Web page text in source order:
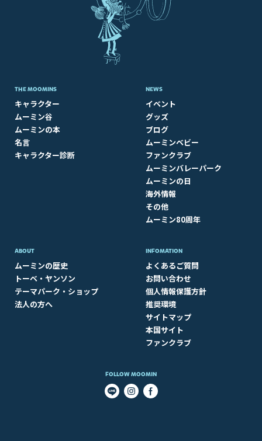
THE MOOMINS
キャラクター
ムーミン谷
ムーミンの本
名言
キャラクター診断
NEWS
イベント
グッズ
ブログ
ムーミンベビー
ファンクラブ
ムーミンバレーパーク
ムーミンの日
海外情報
その他
ムーミン80周年
ABOUT​
ムーミンの歴史
トーベ・ヤンソン
テーマパーク・ショップ
法人の方へ
INFOMATION
よくあるご質問
お問い合わせ
個人情報保護方針
推奨環境
サイトマップ
本国サイト
ファンクラブ
FOLLOW MOOMIN